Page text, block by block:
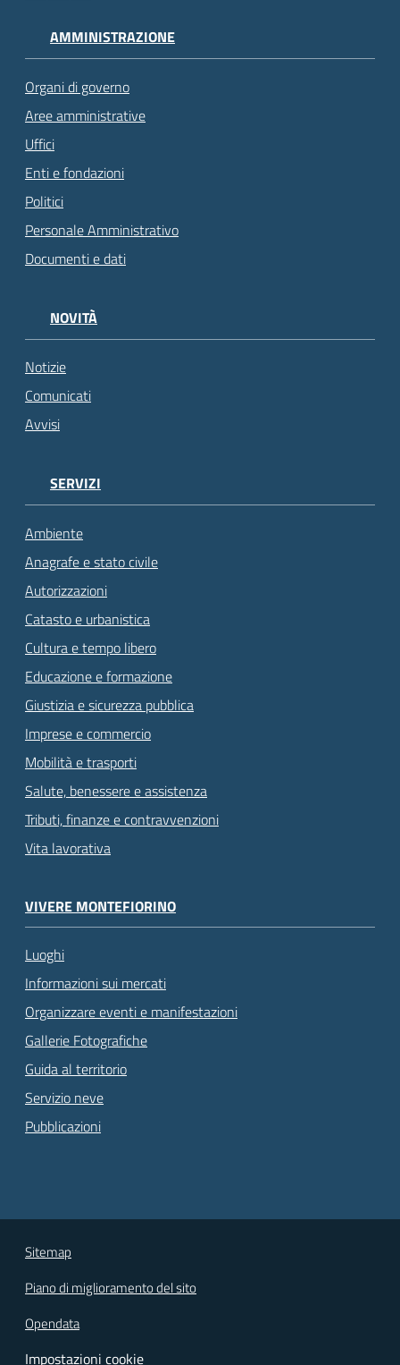
AMMINISTRAZIONE
Organi di governo
Aree amministrative
Uffici
Enti e fondazioni
Politici
Personale Amministrativo
Documenti e dati
NOVITÀ
Notizie
Comunicati
Avvisi
SERVIZI
Ambiente
Anagrafe e stato civile
Autorizzazioni
Catasto e urbanistica
Cultura e tempo libero
Educazione e formazione
Giustizia e sicurezza pubblica
Imprese e commercio
Mobilità e trasporti
Salute, benessere e assistenza
Tributi, finanze e contravvenzioni
Vita lavorativa
VIVERE MONTEFIORINO
Luoghi
Informazioni sui mercati
Organizzare eventi e manifestazioni
Gallerie Fotografiche
Guida al territorio
Servizio neve
Pubblicazioni
Sitemap
Piano di miglioramento del sito
Opendata
Impostazioni cookie